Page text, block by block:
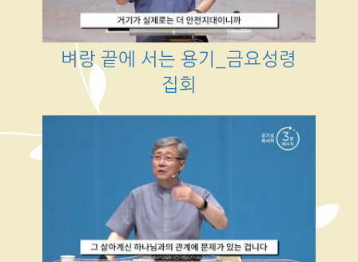
벼랑 끝에 서는 용기_금요성령
집회